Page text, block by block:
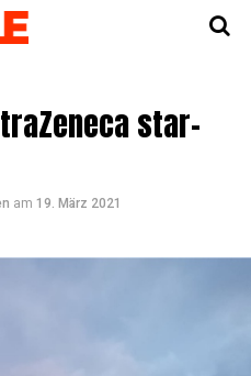
star­
am 19. März 2021